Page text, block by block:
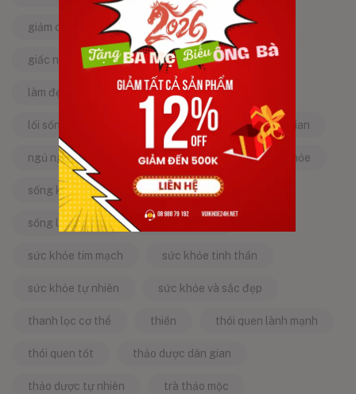
giảm căng thẳng giảm stress
giấc ngủ ngon kinh nghiệm dân gian
làm đẹp từ bên trong làm đẹp tự nhiên
lối sống lành mạnh mật ong mẹo dân gian
ngủ ngon năng lượng tích cực sống khỏe
sống khỏe mỗi ngày sống khỏe đẹp
sống lành mạnh sống tích cực
sức khỏe tim mạch sức khỏe tinh thần
sức khỏe tự nhiên sức khỏe và sắc đẹp
thanh lọc cơ thể thiền thói quen lành mạnh
thói quen tốt thảo dược dân gian
thảo dược tự nhiên trà thảo mộc